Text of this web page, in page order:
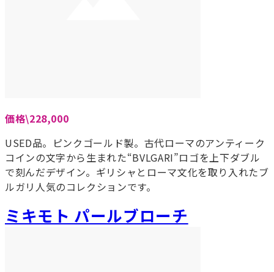
価格\228,000
USED品。ピンクゴールド製。古代ローマのアンティーク
コインの文字から生まれた“BVLGARI”ロゴを上下ダブル
で刻んだデザイン。ギリシャとローマ文化を取り入れたブ
ルガリ人気のコレクションです。
ミキモト パールブローチ